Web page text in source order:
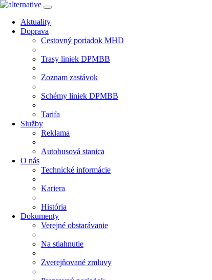
Aktuality
Doprava
Cestovný poriadok MHD
Trasy liniek DPMBB
Zoznam zastávok
Schémy liniek DPMBB
Tarifa
Služby
Reklama
Autobusová stanica
O nás
Technické informácie
Kariera
História
Dokumenty
Verejné obstarávanie
Na stiahnutie
Zverejňované zmluvy